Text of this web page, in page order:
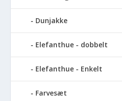
Dunjakke
Elefanthue - dobbelt
Elefanthue - Enkelt
Farvesæt